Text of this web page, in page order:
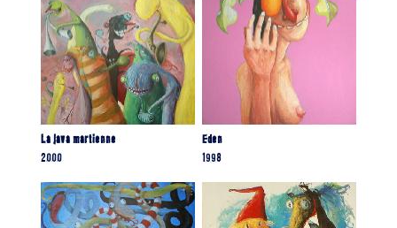
La java martienne
2000
Eden
1998